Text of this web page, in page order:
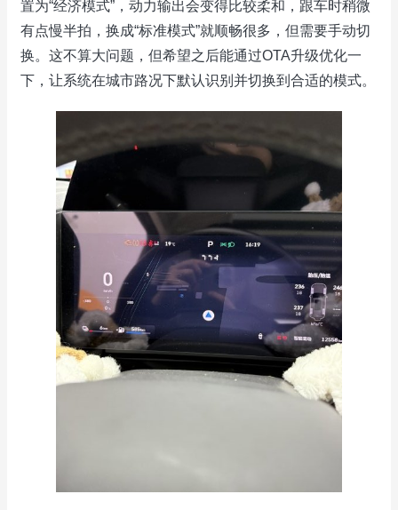
置为“经济模式”，动力输出会变得比较柔和，跟车时稍微
有点慢半拍，换成“标准模式”就顺畅很多，但需要手动切
换。这不算大问题，但希望之后能通过OTA升级优化一
下，让系统在城市路况下默认识别并切换到合适的模式。